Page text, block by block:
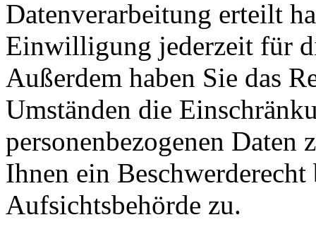
Datenverarbeitung erteilt
Einwilligung jederzeit für
Außerdem haben Sie das
Umständen die
personenbezogenen Daten
Ihnen ein
Aufsichtsbehörde zu.